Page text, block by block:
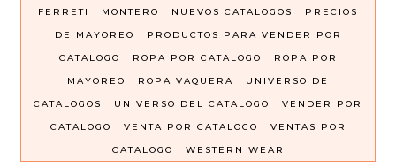
FERRETI
- MONTERO - NUEVOS CATALOGOS - PRECIOS
DE MAYOREO - PRODUCTOS PARA VENDER POR
CATALOGO - ROPA POR CATALOGO - ROPA POR
MAYOREO - ROPA VAQUERA - UNIVERSO DE
CATALOGOS - UNIVERSO DEL CATALOGO - VENDER POR
CATALOGO - VENTA POR CATALOGO - VENTAS POR
CATALOGO - WESTERN WEAR